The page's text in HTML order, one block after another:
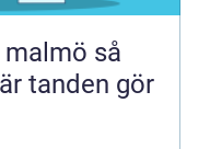
så
tanden gör